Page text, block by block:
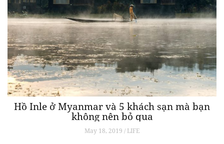
Hồ Inle ở Myanmar và 5 khách sạn mà bạn
không nên bỏ qua
May 18, 2019 / LIFE